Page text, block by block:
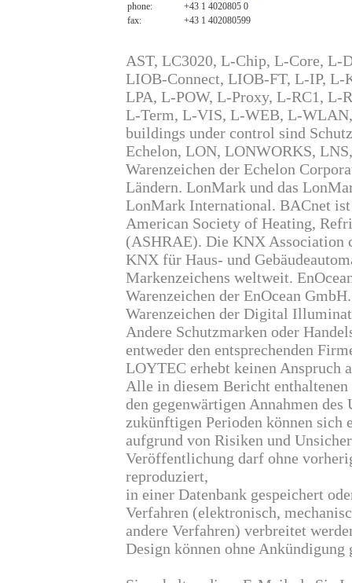
phone:
+43 1 4020805 0
fax:
+43 1 402080599
AST, LC3020, L-Chip, L-Core,
LIOB-Connect, LIOB-FT, L-IP,
LPA, L-POW, L-Proxy, L-RC1, L-
L-Term, L-VIS, L-WEB, L-
buildings under control sind
Echelon, LON, LONWORKS,
Warenzeichen der Echelon
Ländern. LonMark und das
LonMark International. BACnet ist
American Society of Heating,
(ASHRAE). Die KNX Association
KNX für Haus- und
Markenzeichens weltweit.
Warenzeichen der EnOcean
Warenzeichen der Digital
Andere Schutzmarken oder
entweder den entsprechenden
LOYTEC erhebt keinen Anspruch
Alle in diesem Bericht enthaltenen
den gegenwärtigen Annahmen
zukünftigen Perioden können sich
aufgrund von Risiken und
Veröffentlichung darf ohne
reproduziert,
in einer Datenbank gespeichert
Verfahren (elektronisch,
andere Verfahren) verbreitet
Design können ohne Ankündigung